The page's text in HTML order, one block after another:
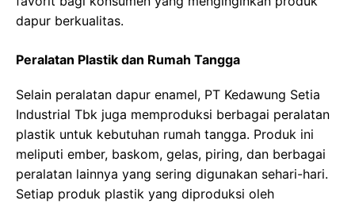
dapur berkualitas.
Peralatan Plastik dan Rumah Tangga
Selain peralatan dapur enamel, PT Kedawung Setia
Industrial Tbk juga memproduksi berbagai peralatan
plastik untuk kebutuhan rumah tangga. Produk ini
meliputi ember, baskom, gelas, piring, dan berbagai
peralatan lainnya yang sering digunakan sehari-hari.
Setiap produk plastik yang diproduksi oleh